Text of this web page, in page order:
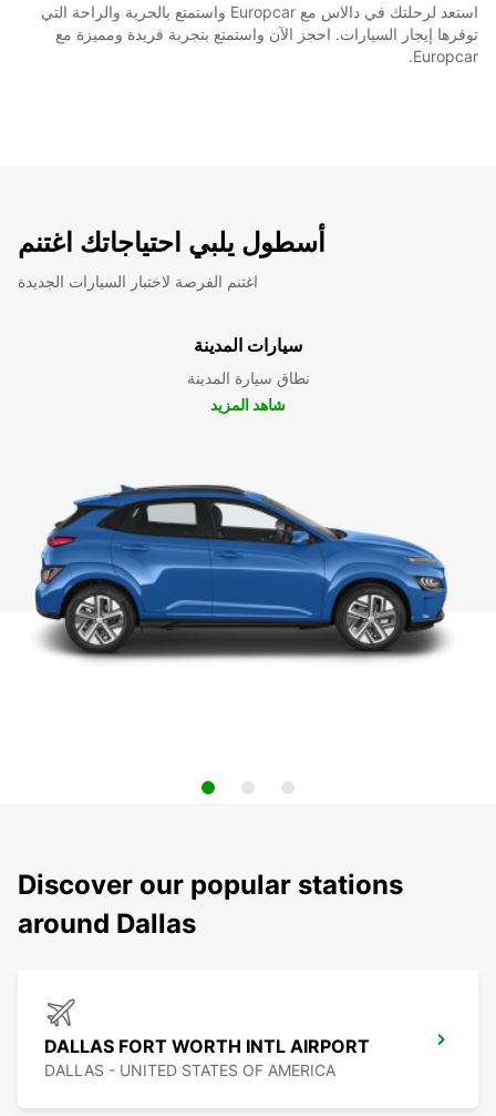
استعد لرحلتك في دالاس مع Europcar واستمتع بالحرية والراحة التي
توفرها إيجار السيارات. احجز الآن واستمتع بتجربة فريدة ومميزة مع
Europcar.
أسطول يلبي احتياجاتك اغتنم
اغتنم الفرصة لاختبار السيارات الجديدة
سيارات المدينة
نطاق سيارة المدينة
شاهد المزيد
Discover our popular stations
around Dallas
DALLAS FORT WORTH INTL AIRPORT
DALLAS - UNITED STATES OF AMERICA